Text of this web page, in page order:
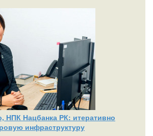
НПК Нацбанка РК: итеративно
инфраструктуру